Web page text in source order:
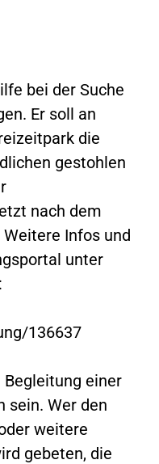
bei der Suche
Er soll an
die
gestohlen
nach dem
Infos und
unter
136637
einer
sein. Wer den
weitere
gebeten, die